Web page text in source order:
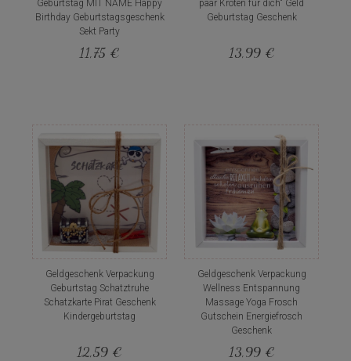
Geburtstag MIT NAME Happy
Birthday Geburtstagsgeschenk
Sekt Party
11,75 €
paar Kröten für dich" Geld
Geburtstag Geschenk
13,99 €
Geldgeschenk Verpackung
Geburtstag Schatztruhe
Schatzkarte Pirat Geschenk
Kindergeburtstag
12,59 €
Geldgeschenk Verpackung
Wellness Entspannung
Massage Yoga Frosch
Gutschein Energiefrosch
Geschenk
13,99 €